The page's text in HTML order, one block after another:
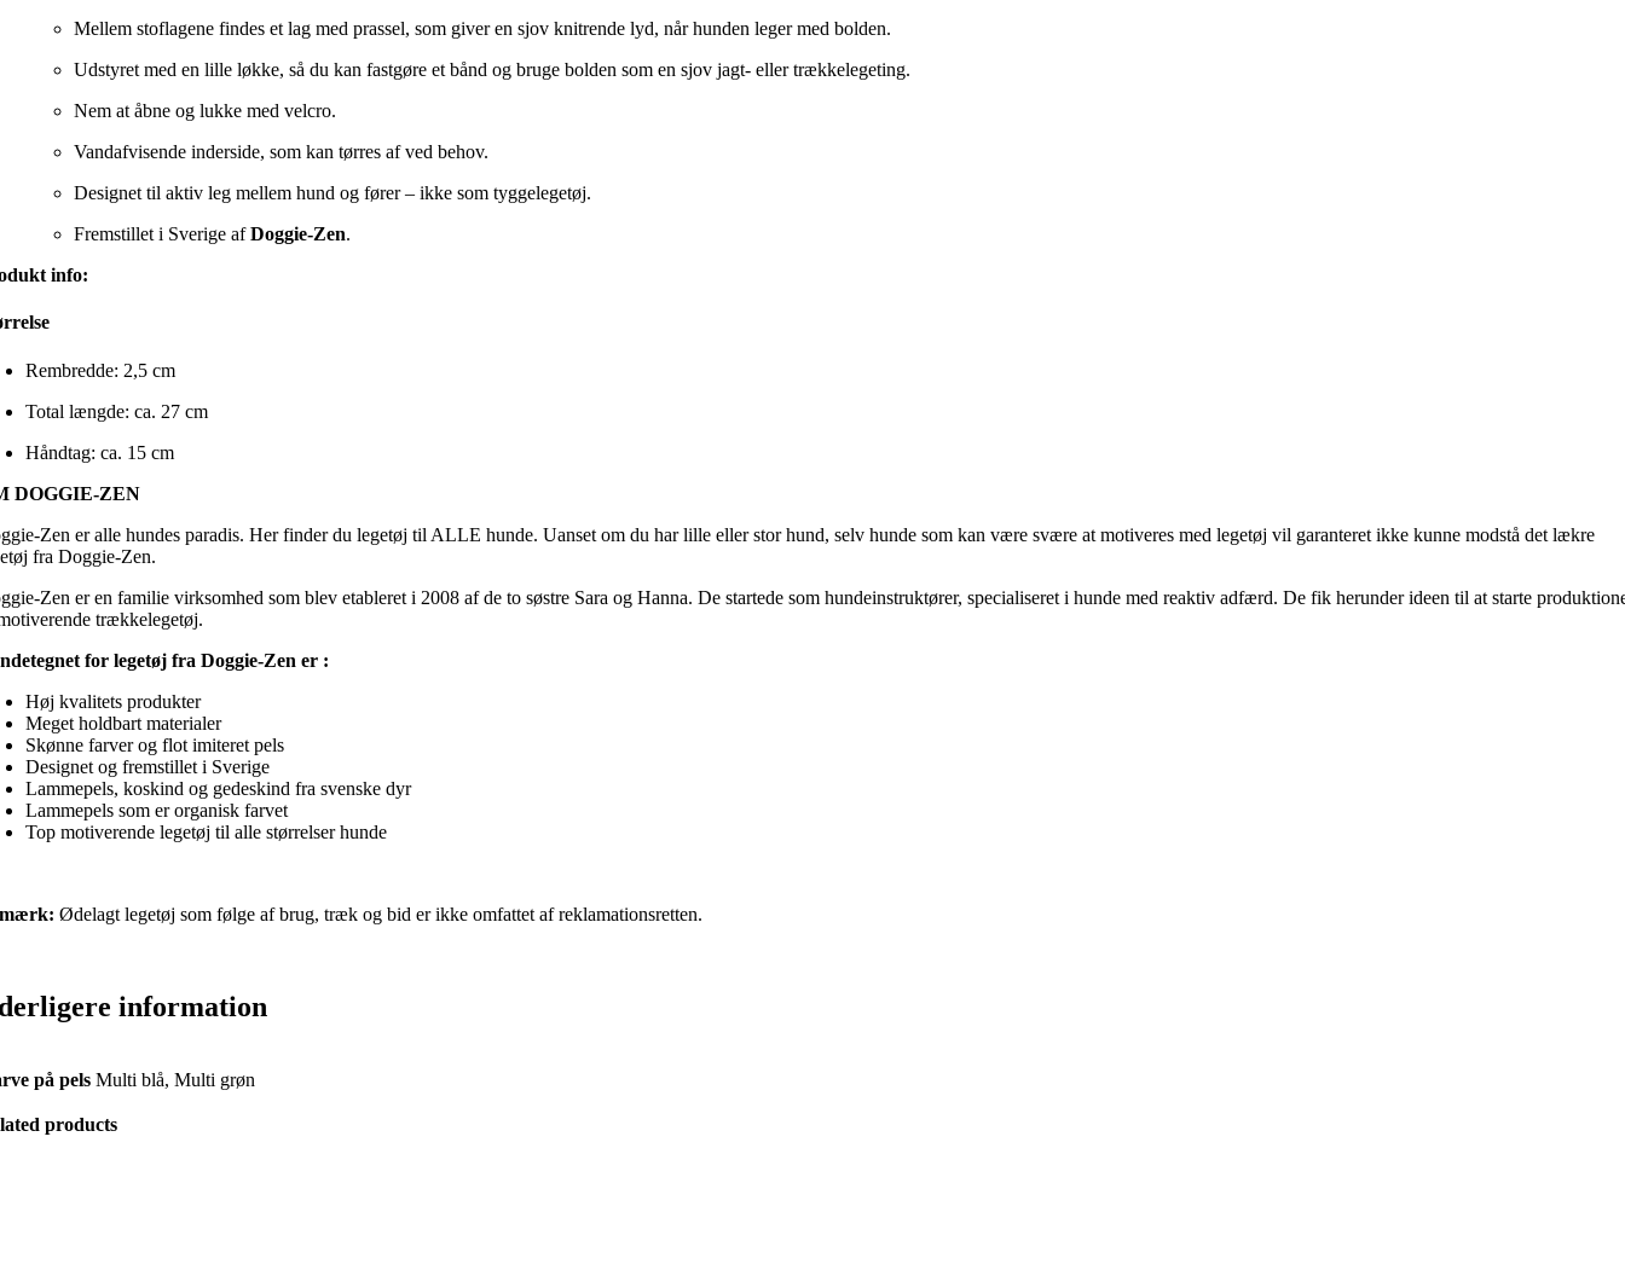
Mellem stoflagene findes et lag med prassel, som giver en sjov knitrende lyd, når hunden leger med bolden.
Udstyret med en lille løkke, så du kan fastgøre et bånd og bruge bolden som en sjov jagt- eller trækkelegeting.
Nem at åbne og lukke med velcro.
Vandafvisende inderside, som kan tørres af ved behov.
Designet til aktiv leg mellem hund og fører – ikke som tyggelegetøj.
Fremstillet i Sverige afDoggie-Zen.
info:
Rembredde: 2,5 cm
Total længde: ca. 27 cm
Håndtag: ca. 15 cm
DOGGIE-ZEN
Zen er alle hundes paradis. Her finder du legetøj til ALLE hunde. Uanset om du har lille eller stor hund, selv hunde som kan være svære at motiveres med legetøj vil garanteret ikke kunne modstå det lækre
fra Doggie-Zen.
Zen er en familie virksomhed som blev etableret i 2008 af de to søstre Sara og Hanna. De startede som hundeinstruktører, specialiseret i hunde med reaktiv adfærd. De fik herunder ideen til at starte
trækkelegetøj.
for legetøj fra Doggie-Zen er :
Høj kvalitets produkter
Meget holdbart materialer
Skønne farver og flot imiteret pels
Designet og fremstillet i Sverige
Lammepels, koskind og gedeskind fra svenske dyr
Lammepels som er organisk farvet
Top motiverende legetøj til alle størrelser hunde
Ødelagt legetøj som følge af brug, træk og bid er ikke omfattet af reklamationsretten.
information
på pels Multi blå, Multi grøn
products